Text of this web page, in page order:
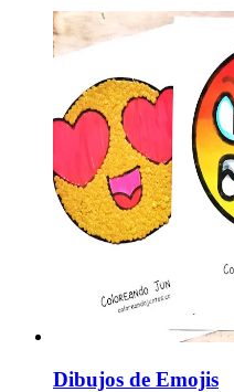
Dibujos de Emojis